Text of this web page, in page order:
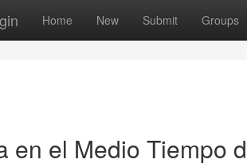
Home New Submit Groups
en el Medio Tiempo